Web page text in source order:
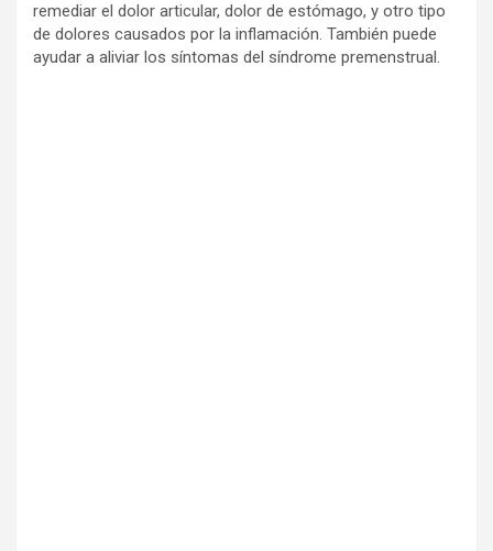
remediar el dolor articular, dolor de estómago, y otro tipo
de dolores causados por la inflamación. También puede
ayudar a aliviar los síntomas del síndrome premenstrual.